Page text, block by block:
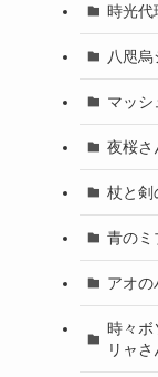
時光代
八咫
マッシ
夜桜さ
杖と剣
青のミ
アオの
時々ボ
リャさ